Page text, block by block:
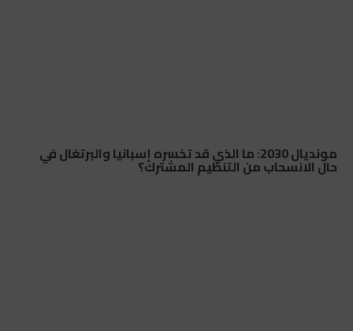
مونديال 2030: ما الذي قد تخسره إسبانيا والبرتغال في
حال الانسحاب من التنظيم المشترك؟